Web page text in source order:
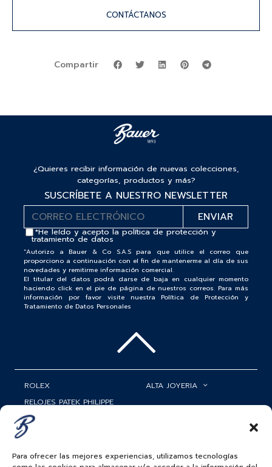
Para ofrecer las mejores experiencias, utilizamos tecnologías
CONTÁCTANOS
Compartir
¿Quieres recibir información de nuevas colecciones,
categorías, productos y más?
SUSCRÍBETE A NUESTRO NEWSLETTER
*He leído y acepto lapolítica de protección y
tratamiento de datos
“Autorizo a Bauer & Co S.A.S para que utilice el correo que
proporciono a continuación con el fin de mantenerme al día de sus
novedades y remitirme información comercial.
El titular del datos podrá darse de baja en cualquier momento
haciendo click en el pie de página de nuestros correos. Para más
información por favor visite nuestra Política de Protección y
Tratamiento de Datos Personales
ROLEX
RELOJES PATEK PHILIPPE
RELOJERÍA
ALTA JOYERIA
MATRIMONIOS
ACCESORIOS
SERVICIOS